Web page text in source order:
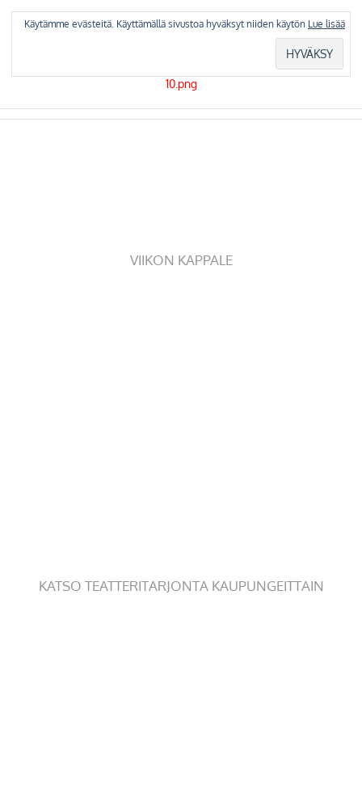
VIIKON KAPPALE
KATSO TEATTERITARJONTA KAUPUNGEITTAIN
Käytämme evästeitä. Käyttämällä sivustoa hyväksyt niiden käytön Lue lisää